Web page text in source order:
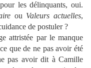
les délinquants, oui.
ou Valeurs actuelles,
de postuler ?
attristée par le manque
que de ne pas avoir été
pas avoir dit à Camille